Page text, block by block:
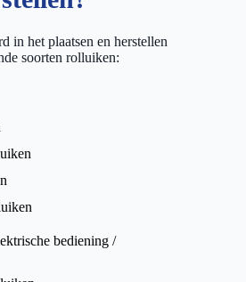
in het plaatsen en herstellen
soorten rolluiken:
bediening /